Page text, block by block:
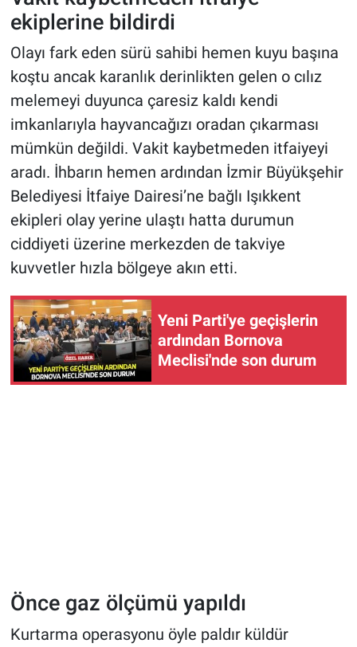
ekiplerine bildirdi
Olayı fark eden sürü sahibi hemen kuyu başına
koştu ancak karanlık derinlikten gelen o cılız
melemeyi duyunca çaresiz kaldı kendi
imkanlarıyla hayvancağızı oradan çıkarması
mümkün değildi. Vakit kaybetmeden itfaiyeyi
aradı. İhbarın hemen ardından İzmir Büyükşehir
Belediyesi İtfaiye Dairesi’ne bağlı Işıkkent
ekipleri olay yerine ulaştı hatta durumun
ciddiyeti üzerine merkezden de takviye
kuvvetler hızla bölgeye akın etti.
Yeni Parti'ye geçişlerin
ardından Bornova
Meclisi'nde son durum
Önce gaz ölçümü yapıldı
Kurtarma operasyonu öyle paldır küldür